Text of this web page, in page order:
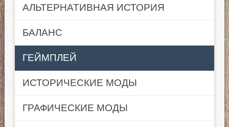
АЛЬТЕРНАТИВНАЯ ИСТОРИЯ
БАЛАНС
ГЕЙМПЛЕЙ
ИСТОРИЧЕСКИЕ МОДЫ
ГРАФИЧЕСКИЕ МОДЫ